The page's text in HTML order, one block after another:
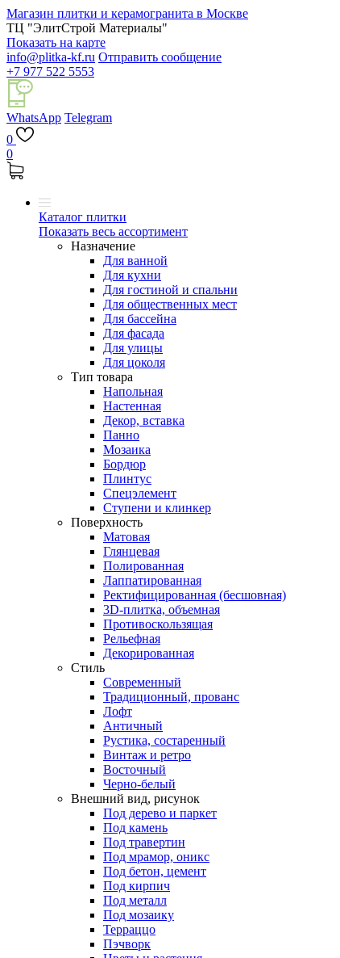
Магазин плитки и керамогранита в Москве
ТЦ "ЭлитСтрой Материалы"
Показать на карте
info@plitka-kf.ru Отправить сообщение
+7 977 522 5553
WhatsApp Telegram
0
0
Каталог плитки
Показать весь ассортимент
Назначение
Для ванной
Для кухни
Для гостиной и спальни
Для общественных мест
Для бассейна
Для фасада
Для улицы
Для цоколя
Тип товара
Напольная
Настенная
Декор, вставка
Панно
Мозаика
Бордюр
Плинтус
Спецэлемент
Ступени и клинкер
Поверхность
Матовая
Глянцевая
Полированная
Лаппатированная
Ректифицированная (бесшовная)
3D-плитка, объемная
Противоскользящая
Рельефная
Декорированная
Стиль
Современный
Традиционный, прованс
Лофт
Античный
Рустика, состаренный
Винтаж и ретро
Восточный
Черно-белый
Внешний вид, рисунок
Под дерево и паркет
Под камень
Под травертин
Под мрамор, оникс
Под бетон, цемент
Под кирпич
Под металл
Под мозаику
Терраццо
Пэчворк